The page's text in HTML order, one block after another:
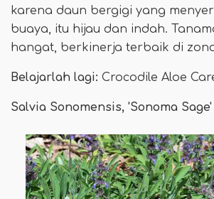
karena daun bergigi yang
buaya, itu hijau dan indah.
hangat, berkinerja terbaik di zona
Belajarlah lagi: Crocodile Aloe
Salvia Sonomensis, 'Sonoma Sage'